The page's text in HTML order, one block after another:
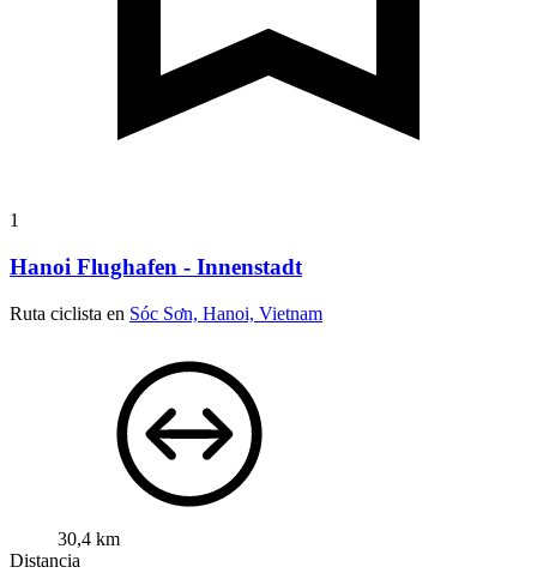
1
Hanoi Flughafen - Innenstadt
Ruta ciclista en Sóc Sơn, Hanoi, Vietnam
30,4 km
Distancia